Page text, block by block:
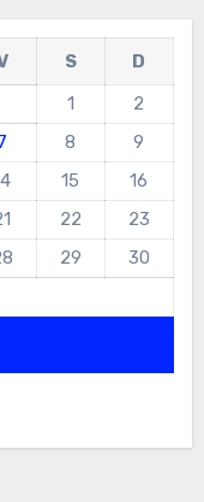
S
D
1
2
8
9
15
16
22
23
29
30